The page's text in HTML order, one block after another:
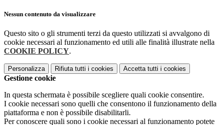
Nessun contenuto da visualizzare
Questo sito o gli strumenti terzi da questo utilizzati si avvalgono di
cookie necessari al funzionamento ed utili alle finalità illustrate nella
COOKIE POLICY.
Personalizza Rifiuta tutti i cookies Accetta tutti i cookies
Gestione cookie
In questa schermata è possibile scegliere quali cookie consentire.
I cookie necessari sono quelli che consentono il funzionamento della
piattaforma e non è possibile disabilitarli.
Per conoscere quali sono i cookie necessari al funzionamento potete